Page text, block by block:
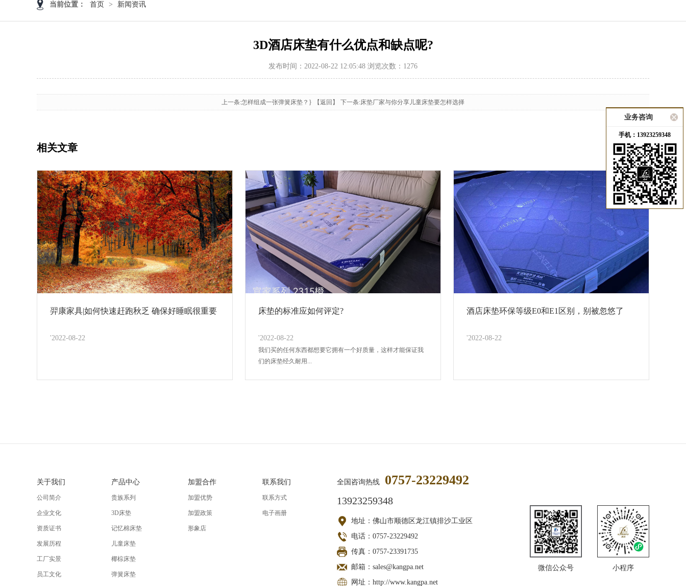
当前位置： 首页 > 新闻资讯
3D酒店床垫有什么优点和缺点呢?
发布时间：2022-08-22 12:05:48 浏览次数：1276
上一条:怎样组成一张弹簧床垫？} 【返回】 下一条:床垫厂家与你分享儿童床垫要怎样选择
相关文章
羿康家具|如何快速赶跑秋乏 确保好睡眠很重要
'2022-08-22
床垫的标准应如何评定?
'2022-08-22
我们买的任何东西都想要它拥有一个好质量，这样才能保证我
们的床垫经久耐用...
酒店床垫环保等级E0和E1区别，别被忽悠了
'2022-08-22
关于我们
公司简介
企业文化
资质证书
发展历程
工厂实景
员工文化
产品中心
贵族系列
3D床垫
记忆棉床垫
儿童床垫
椰棕床垫
弹簧床垫
加盟合作
加盟优势
加盟政策
形象店
联系我们
联系方式
电子画册
全国咨询热线 0757-23229492
13923259348
地址：佛山市顺德区龙江镇排沙工业区
电话：0757-23229492
传真：0757-23391735
邮箱：sales@kangpa.net
网址：http://www.kangpa.net
小程序
微信公众号
业务咨询
手机：13923259348